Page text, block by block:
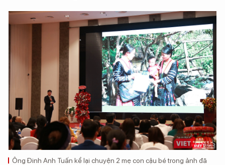
Ông Đinh Anh Tuấn kể lại chuyện 2 mẹ con cậu bé trong ảnh đã